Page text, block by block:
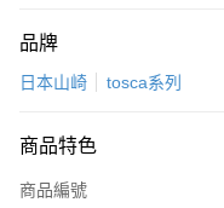
2.付款方式選擇「大哥付你分
成交易。
4.訂單成立30分鐘內，如未前
消。如遇「轉專審核」未通過
【繳款方式說明】
運送方式
每筆NT$150，滿NT$299(
品牌
日本山崎 tosca系列
商品特色
商品編號